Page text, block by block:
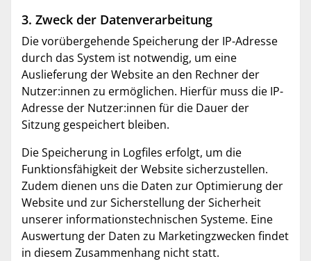
3. Zweck der Datenverarbeitung
Die vorübergehende Speicherung der IP-Adresse
durch das System ist notwendig, um eine
Auslieferung der Website an den Rechner der
Nutzer:innen zu ermöglichen. Hierfür muss die IP-
Adresse der Nutzer:innen für die Dauer der
Sitzung gespeichert bleiben.
Die Speicherung in Logfiles erfolgt, um die
Funktionsfähigkeit der Website sicherzustellen.
Zudem dienen uns die Daten zur Optimierung der
Website und zur Sicherstellung der Sicherheit
unserer informationstechnischen Systeme. Eine
Auswertung der Daten zu Marketingzwecken findet
in diesem Zusammenhang nicht statt.